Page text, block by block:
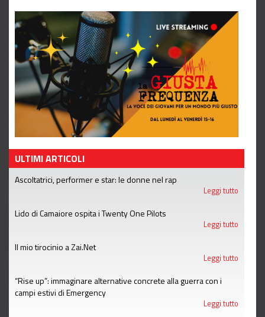
ULTIMI ARTICOLI
Ascoltatrici, performer e star: le donne nel rap
Leggi tutto
Lido di Camaiore ospita i Twenty One Pilots
Leggi tutto
Il mio tirocinio a Zai.Net
Leggi tutto
“Rise up”: immaginare alternative concrete alla guerra con i
campi estivi di Emergency
Leggi tutto